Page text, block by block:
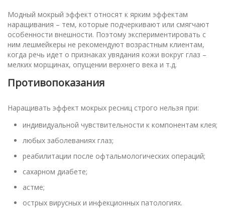
Модный мокрый эффект относят к ярким эффектам
наращивания – тем, которые подчеркивают или смягчают
особенности внешности. Поэтому экспериментировать с
ним лешмейкеры не рекомендуют возрастным клиентам,
когда речь идет о признаках увядания кожи вокруг глаз –
мелких морщинах, опущении верхнего века и т.д.
Противопоказания
Наращивать эффект мокрых ресниц строго нельзя при:
индивидуальной чувствительности к компонентам клея;
любых заболеваниях глаз;
реабилитации после офтальмологических операций;
сахарном диабете;
астме;
острых вирусных и инфекционных патологиях.